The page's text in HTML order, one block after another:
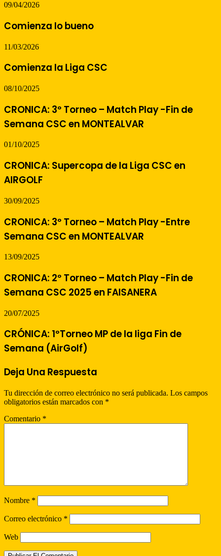
09/04/2026
Comienza lo bueno
11/03/2026
Comienza la Liga CSC
08/10/2025
CRONICA: 3º Torneo – Match Play -Fin de
Semana CSC en MONTEALVAR
01/10/2025
CRONICA: Supercopa de la Liga CSC en
AIRGOLF
30/09/2025
CRONICA: 3º Torneo – Match Play -Entre
Semana CSC en MONTEALVAR
13/09/2025
CRONICA: 2º Torneo – Match Play -Fin de
Semana CSC 2025 en FAISANERA
20/07/2025
CRÓNICA: 1ºTorneo MP de la liga Fin de
Semana (AirGolf)
Deja Una Respuesta
Tu dirección de correo electrónico no será publicada. Los campos
obligatorios están marcados con *
Comentario *
Nombre *
Correo electrónico *
Web